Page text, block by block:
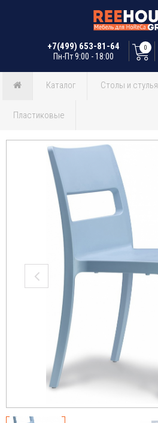
+7(499) 653-81-64
Пн-Пт 9:00 - 18:00
0
Каталог Столы и стулья
Пластиковые